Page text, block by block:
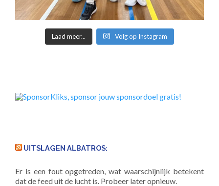
Laad meer... Volg op Instagram
UITSLAGEN ALBATROS:
Er is een fout opgetreden, wat waarschijnlijk betekent
dat de feed uit de lucht is. Probeer later opnieuw.